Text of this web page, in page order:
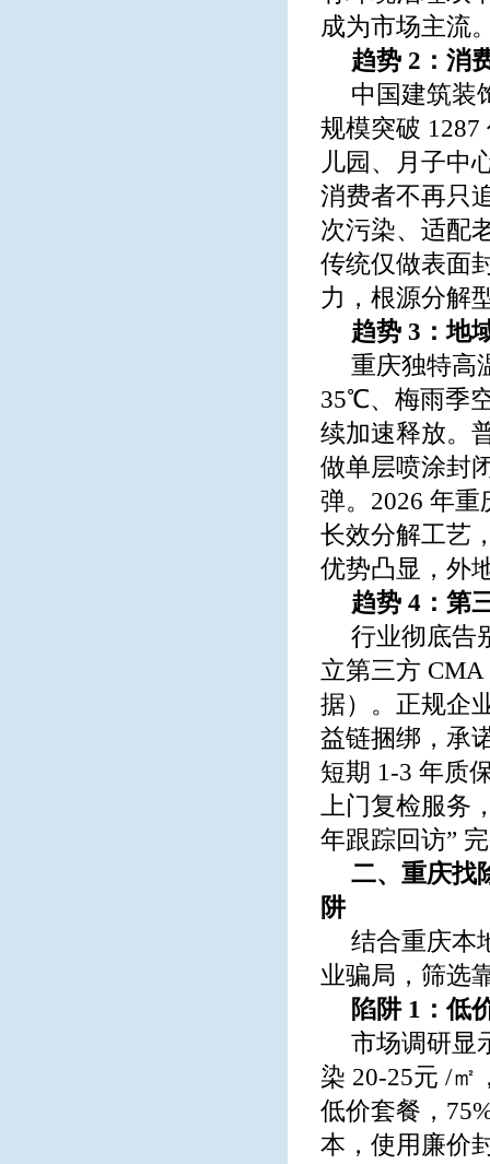
成为市场主流
趋势 2：消
中国建筑装
规模突破
儿园、月子中
消费者不再只
次污染、适配
传统仅做表面
力，根源分解
趋势 3：地
重庆独特高
35℃、梅雨季
续加速释放。
做单层喷涂封
弹。2026 年
长效分解工艺
优势凸显，外
趋势 4：第
行业彻底告
立第三方
据）。正规企
益链捆绑，承
短期 1-3 年质
上门复检服务
年跟踪回访”
二、重庆找
阱
结合重庆本
业骗局，筛选
陷阱 1：低
市场调研显
染 20-25元 /㎡
低价套餐，
本，使用廉价